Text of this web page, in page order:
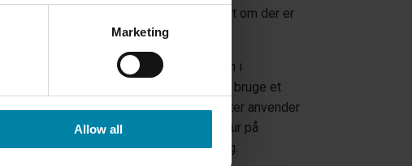
Marketing
Allow all
skader på bilens instrumentpanel uanset om der er
et hul eller misfarvninger.
eller revner, kræver det, at strukturen i
genskabes. Det gør vi ved at bruge et
at genskabe en jævn overflade. Derefter anvender
stof, der kan kopiere den særlige struktur på
reparationen bliver næsten usynlig.